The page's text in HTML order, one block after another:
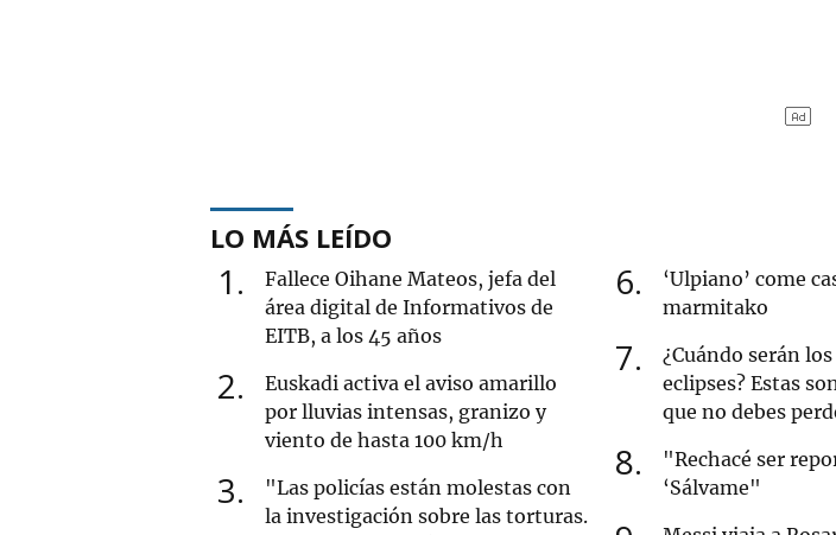
LO MÁS LEÍDO
1
Fallece Oihane Mateos, jefa del
área digital de Informativos de
EITB, a los 45 años
2
Euskadi activa el aviso amarillo
por lluvias intensas, granizo y
viento de hasta 100 km/h
3
"Las policías están molestas con
la investigación sobre las torturas.
6
‘Ulpiano’ come
marmitako
7
¿Cuándo serán
eclipses? Estas
que no debes
8
"Rechacé ser
‘Sálvame"